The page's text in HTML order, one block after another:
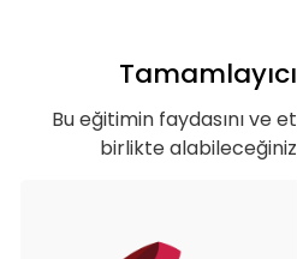
Bu eğitimin faydasını ve
birlikte